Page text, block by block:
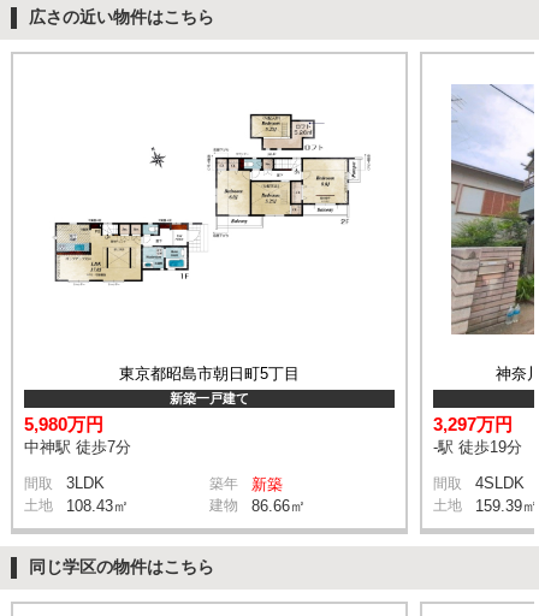
広さの近い物件はこちら
東京都昭島市朝日町5丁目
新築一戸建て
5,980万円
中神駅 徒歩7分
間取 3LDK 築年 新築
土地 108.43㎡ 建物 86.66㎡
神奈
3,297万円
-駅 徒歩19分
間取 4SLDK
土地 159.39㎡
同じ学区の物件はこちら